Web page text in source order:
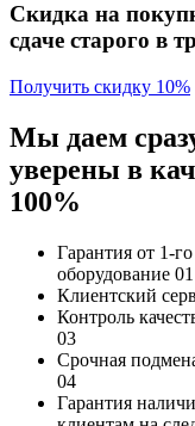
Скидка на
сдаче старого в
Получить скидку 10%
Мы даем
уверены в
100%
Гарантия от 1-го
оборудование 01
Клиентский
Контроль
03
Срочная
04
Гарантия